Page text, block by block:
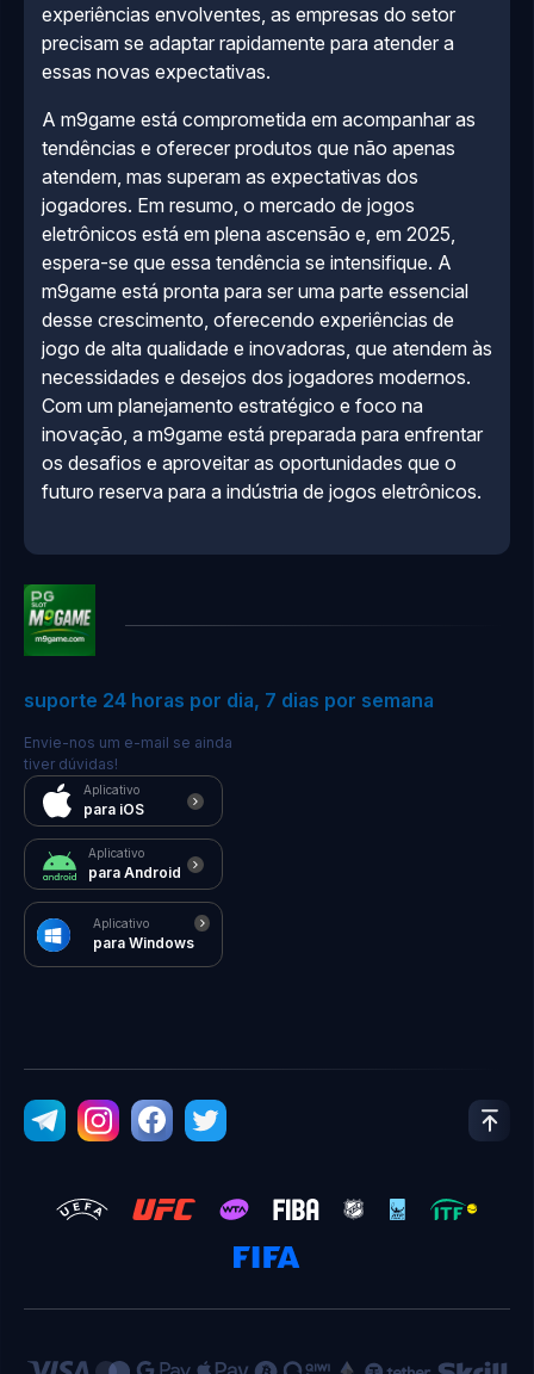
experiências envolventes, as empresas do setor
precisam se adaptar rapidamente para atender a
essas novas expectativas.
A m9game está comprometida em acompanhar as
tendências e oferecer produtos que não apenas
atendem, mas superam as expectativas dos
jogadores. Em resumo, o mercado de jogos
eletrônicos está em plena ascensão e, em 2025,
espera-se que essa tendência se intensifique. A
m9game está pronta para ser uma parte essencial
desse crescimento, oferecendo experiências de
jogo de alta qualidade e inovadoras, que atendem às
necessidades e desejos dos jogadores modernos.
Com um planejamento estratégico e foco na
inovação, a m9game está preparada para enfrentar
os desafios e aproveitar as oportunidades que o
futuro reserva para a indústria de jogos eletrônicos.
suporte 24 horas por dia, 7 dias por semana
Envie-nos um e-mail se ainda
tiver dúvidas!
Aplicativo
para iOS
Aplicativo
para Android
Aplicativo
para Windows